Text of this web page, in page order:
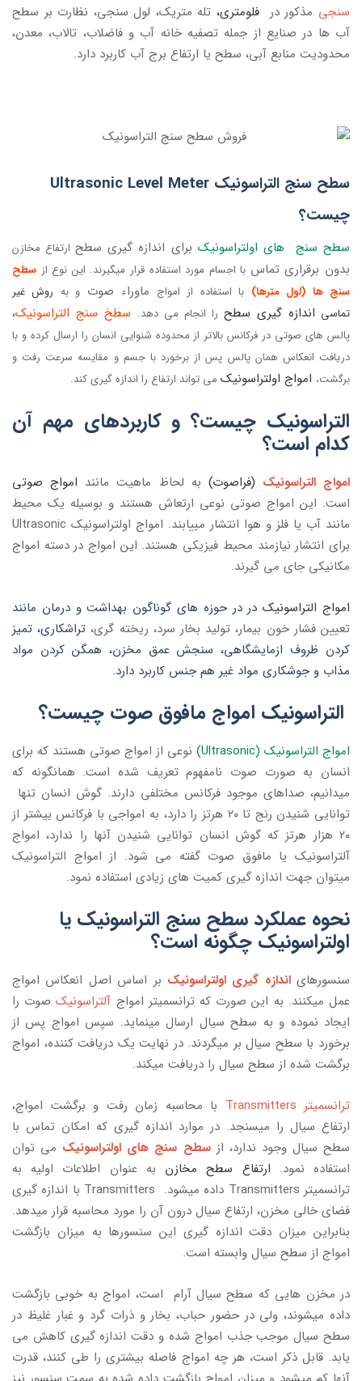
سنجی مذکور درفلومتری، تله متریک، لول سنجی، نظارت بر سطح
آب ها در صنایع از جمله تصفیه خانه آب و فاضلاب، تالاب، معدن،
محدودیت منابع آبی، سطح یا ارتفاع برج آب کاربرد دارد.
سطح سنج التراسونیک Ultrasonic Level Meter
چیست؟
سطح سنج های اولتراسونیک برای اندازه گیری سطحارتفاع مخازن
بدون برقراری تماس با اجسام مورد استفاده قرار میگیرند. این نوع از سطح
سنج ها (لول مترها) با استفاده از امواج ماوراء صوت و به روش غیر
تماسی اندازه گیری سطح را انجام می دهد. سطخ سنج التراسونیک،
پالس های صوتی در فرکانس بالاتر از محدوده شنوایی انسان را ارسال کرده و با
دریافت انعکاس همان پالس پس از برخورد با جسم و مقایسه سرعت رفت و
برگشت، امواج اولتراسونیک می تواند ارتفاع را اندازه گیری کند.
التراسونیک چیست؟ و کاربردهای مهم آن
کدام است؟
امواجالتراسونیک (فراصوت) به لحاظ ماهیت مانند امواج صوتی
است. این امواج صوتی نوعی ارتعاش هستند و بوسیله یک محیط
مانند آب یا فلز و هوا انتشار مییابند. امواج اولتراسونیک Ultrasonic
برای انتشار نیازمند محیط فیزیکی هستند. این امواج در دسته امواج
مکانیکی جای می گیرند.
امواج التراسونیکدر در حوزه های گوناگون بهداشت و درمان مانند
تعیین فشار خون بیمار، تولید بخار سرد، ریخته گری، تراشکاری، تمیز
کردن ظروف ازمایشگاهی، سنجش عمق مخزن، همگن کردن مواد
مذاب و جوشکاری مواد غیر هم جنس کاربرد دارد.
التراسونیک امواج مافوق صوت چیست؟
امواج التراسونیک (Ultrasonic)
نوعی از امواج صوتی هستند که برای
انسان به صورت صوت نامفهوم تعریف شده است. همانگونه که
میدانیم، صداهای موجود فرکانس مختلفی دارند. گوش انسان تنها
توانایی شنیدن رنج تا ۲۰ هرتز را دارد، به امواجی با فرکانس بیشتر از
۲۰ هزار هرتز که گوش انسان توانایی شنیدن آنها را ندارد، امواج
آلتراسونیک یا مافوق صوت گفته می شود. از امواج التراسونیک
میتوان جهت اندازه گیری کمیت های زیادی استفاده نمود.
نحوه عملکرد سطح سنج التراسونیک یا
اولتراسونیک چگونه است؟
سنسورهایاندازه گیری اولتراسونیک بر اساس اصل انعکاس امواج
عمل میکنند. به این صورت که ترانسمیتر امواج آلتراسونیکصوت را
ایجاد نموده و به سطح سیال ارسال مینماید. سپس امواج پس از
برخورد با سطح سیال بر میگردند. در نهایت یک دریافت کننده، امواج
برگشت شده از سطح سیال را دریافت میکند.
ترانسمیتر Transmitters
با محاسبه زمان رفت و برگشت امواج،
ارتفاع سیال را میسنجد. در موارد اندازه گیری که امکان تماس با
سطح سیال وجود ندارد، ازسطح سنج های اولتراسونیک می توان
استفاده نمود. ارتفاع سطح مخازن به عنوان اطلاعات اولیه به
ترانسمیتر Transmitters داده میشود. Transmitters با اندازه گیری
فضای خالی مخزن، ارتفاع سیال درون آن را مورد محاسبه قرار میدهد.
بنابراین میزان دقت اندازه گیری این سنسورها به میزان بازگشت
امواج از سطح سیال وابسته است.
در مخزن هایی که سطح سیال آرام است، امواج به خوبی بازگشت
داده میشوند، ولی در حضور حباب، بخار و ذرات گرد و غبار غلیظ در
سطح سیال موجب جذب امواج شده و دقت اندازه گیری کاهش می
یابد. قابل ذکر است، هر چه امواج فاصله بیشتری را طی کنند، قدرت